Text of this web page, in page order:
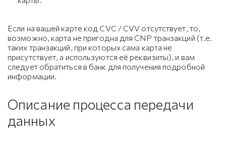
Если на вашей карте код CVC / CVV отсутствует, то,
возможно, карта не пригодна для CNP транзакций (т.е.
таких транзакций, при которых сама карта не
присутствует, а используются её реквизиты), и вам
следует обратиться в банк для получения подробной
информации.
Описание процесса передачи
данных